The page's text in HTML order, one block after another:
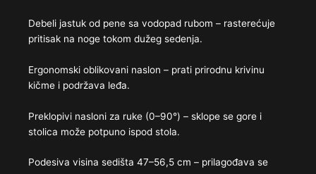
Debeli jastuk od pene sa vodopad rubom – rasterećuje
pritisak na noge tokom dužeg sedenja.
Ergonomski oblikovani naslon – prati prirodnu krivinu
kičme i podržava leđa.
Preklopivi nasloni za ruke (0–90°) – sklope se gore i
stolica može potpuno ispod stola.
Podesiva visina sedišta 47–56,5 cm – prilagođava se